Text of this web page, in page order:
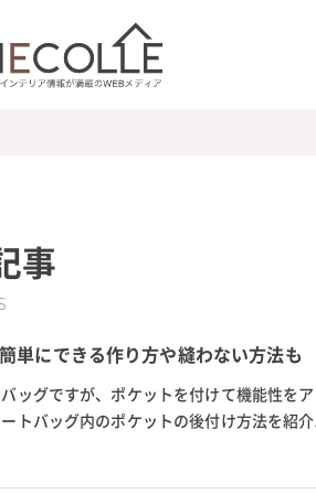
事
単にできる作り方や縫わない方法も
ッグですが、ポケットを付けて機能性を
トバッグ内のポケットの後付け方法を紹
ない...